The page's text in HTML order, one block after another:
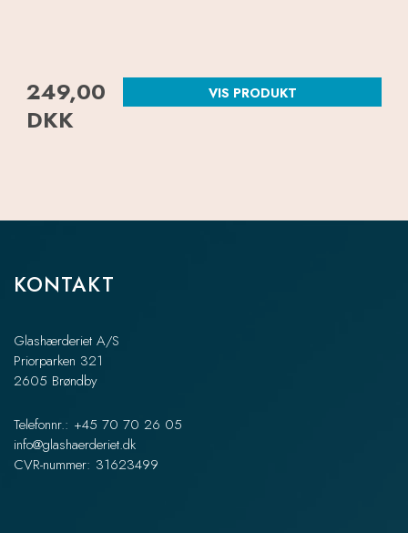
249,00
DKK
VIS PRODUKT
KONTAKT
Glashærderiet A/S
Priorparken 321
2605 Brøndby
Telefonnr.: +45 70 70 26 05
info@glashaerderiet.dk
CVR-nummer: 31623499